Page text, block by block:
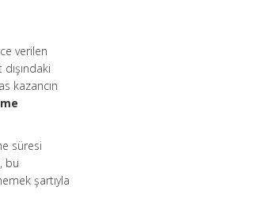
verilen
kazancın
süresi
bu
şartıyla